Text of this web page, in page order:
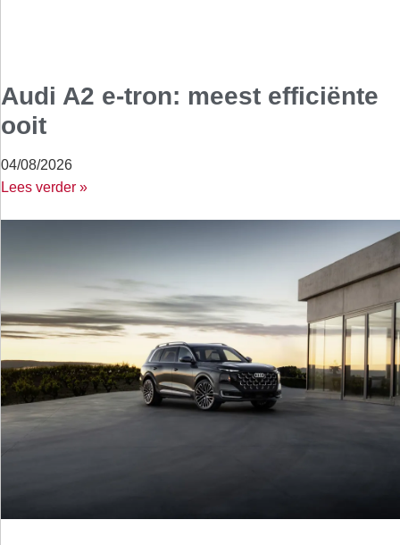
Audi A2 e-tron: meest efficiënte
ooit
04/08/2026
Lees verder »